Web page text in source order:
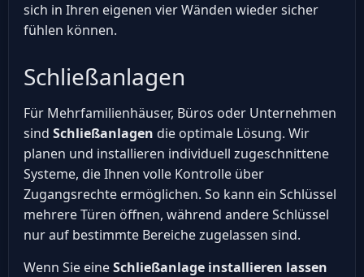
sich in Ihren eigenen vier Wänden wieder sicher
fühlen können.
Schließanlagen
Für Mehrfamilienhäuser, Büros oder Unternehmen
sind Schließanlagen die optimale Lösung. Wir
planen und installieren individuell zugeschnittene
Systeme, die Ihnen volle Kontrolle über
Zugangsrechte ermöglichen. So kann ein Schlüssel
mehrere Türen öffnen, während andere Schlüssel
nur auf bestimmte Bereiche zugelassen sind.
Wenn Sie eineSchließanlage installieren lassen